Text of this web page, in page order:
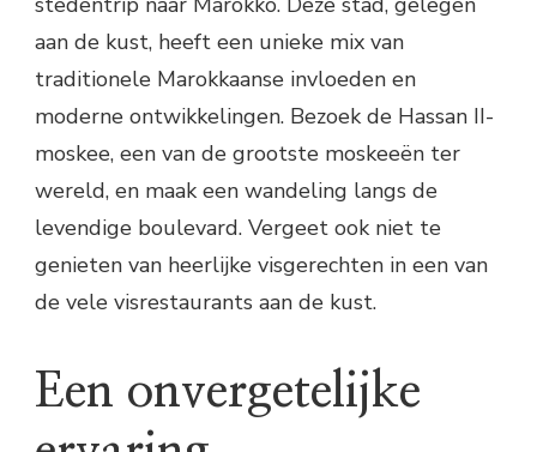
aan de kust, heeft een unieke mix van
traditionele Marokkaanse invloeden en
moderne ontwikkelingen. Bezoek de Hassan II-
moskee, een van de grootste moskeeën ter
wereld, en maak een wandeling langs de
levendige boulevard. Vergeet ook niet te
genieten van heerlijke visgerechten in een van
de vele visrestaurants aan de kust.
Een onvergetelijke